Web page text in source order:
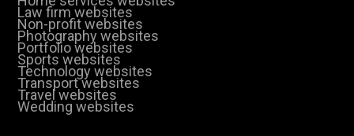
Law firm websites
Non-profit websites
Photography websites
Portfolio websites
Sports websites
Technology websites
Transport websites
Travel websites
Wedding websites